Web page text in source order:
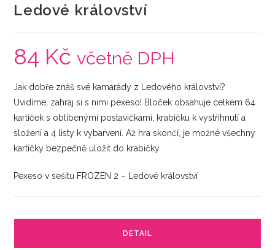
Ledové království
84 Kč včetně DPH
Jak dobře znáš své kamarády z Ledového království?
Uvidíme, zahraj si s nimi pexeso! Bloček obsahuje celkem 64
kartiček s oblíbenými postavičkami, krabičku k vystřihnutí a
složení a 4 listy k vybarvení. Až hra skončí, je možné všechny
kartičky bezpečně uložit do krabičky.
Pexeso v sešitu FROZEN 2 – Ledové království
DETAIL